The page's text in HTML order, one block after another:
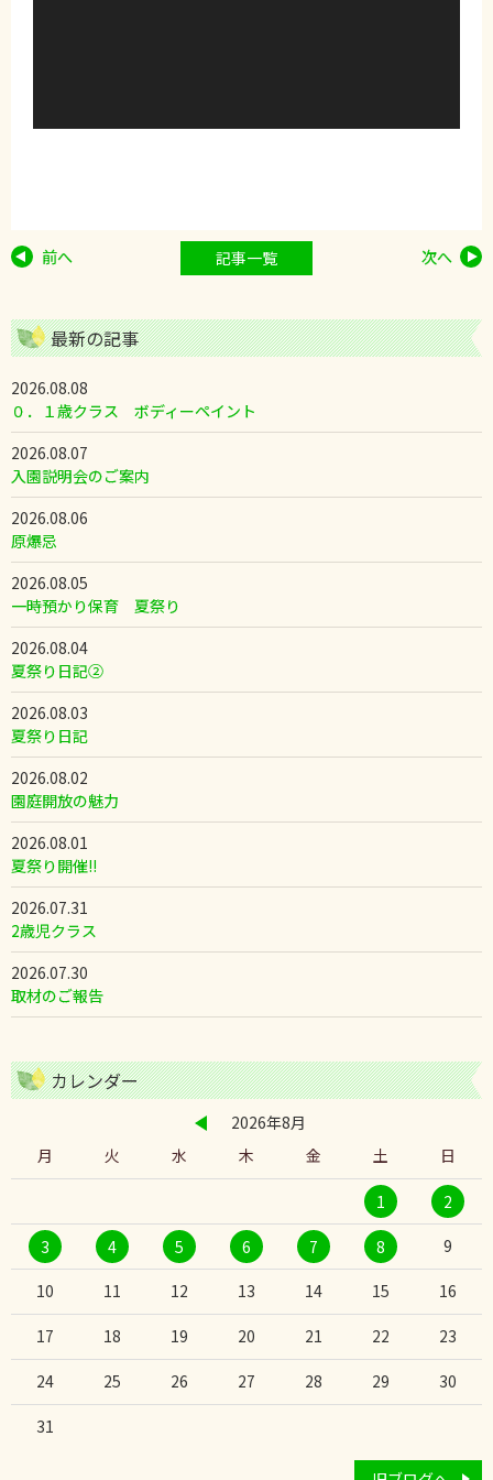
前へ 次へ
記事一覧
最新の記事
2026.08.08
０．１歳クラス ボディーペイント
2026.08.07
入園説明会のご案内
2026.08.06
原爆忌
2026.08.05
一時預かり保育 夏祭り
2026.08.04
夏祭り日記②
2026.08.03
夏祭り日記
2026.08.02
園庭開放の魅力
2026.08.01
夏祭り開催!!
2026.07.31
2歳児クラス
2026.07.30
取材のご報告
カレンダー
2026年8月
月
火 水 木 金 土 日
1 2
3 4 5 6 7 8 9
10 11 12 13 14 15 16
17 18 19 20 21 22 23
24 25 26 27 28 29 30
31